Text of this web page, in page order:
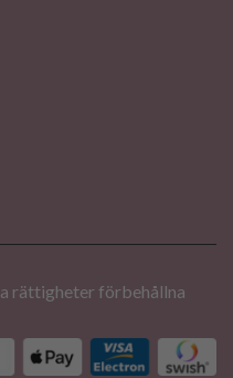
rättigheter förbehållna